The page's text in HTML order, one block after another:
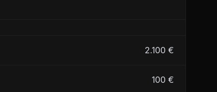
2.100 €
100 €